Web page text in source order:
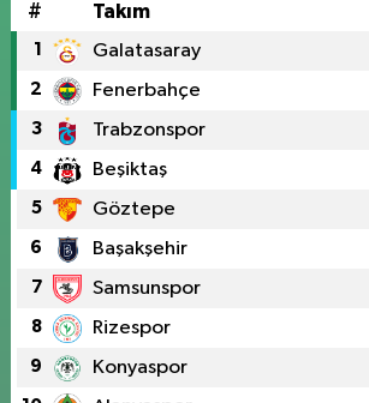
# Takım
1 Galatasaray
2 Fenerbahçe
3 Trabzonspor
4 Beşiktaş
5 Göztepe
6 Başakşehir
7 Samsunspor
8 Rizespor
9 Konyaspor